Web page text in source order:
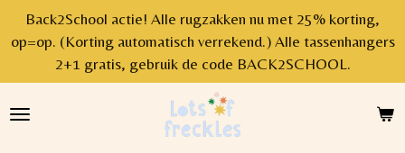
Ga
direct
de
hoofdinhoud
Back2School actie! Alle rugzakken nu met 25% korting,
op=op. (Korting automatisch verrekend.) Alle tassenhangers
2+1 gratis, gebruik de code BACK2SCHOOL.